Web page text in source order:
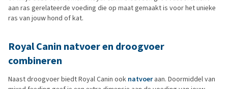
aan ras gerelateerde voeding die op maat gemaakt is voor het unieke
ras van jouw hond of kat.
Royal Canin natvoer en droogvoer
combineren
Naast droogvoer biedt Royal Canin ook natvoeraan. Doormiddel van